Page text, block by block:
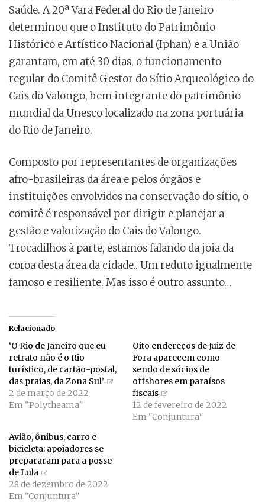
Saúde. A 20ª Vara Federal do Rio de Janeiro
determinou que o Instituto do Patrimônio
Histórico e Artístico Nacional (Iphan) e a União
garantam, em até 30 dias, o funcionamento
regular do Comitê Gestor do Sítio Arqueológico do
Cais do Valongo, bem integrante do patrimônio
mundial da Unesco localizado na zona portuária
do Rio de Janeiro.
Composto por representantes de organizações
afro-brasileiras da área e pelos órgãos e
instituições envolvidos na conservação do sítio, o
comitê é responsável por dirigir e planejar a
gestão e valorização do Cais do Valongo.
Trocadilhos à parte, estamos falando da joia da
coroa desta área da cidade.. Um reduto igualmente
famoso e resiliente. Mas isso é outro assunto…
Relacionado
‘O Rio de Janeiro que eu
retrato não é o Rio
turístico, de cartão-postal,
das praias, da Zona Sul’
2 de março de 2022
Em "Polytheama"
Oito endereços de Juiz de
Fora aparecem como
sendo de sócios de
offshores em paraísos
fiscais
12 de fevereiro de 2022
Em "Conjuntura"
Avião, ônibus, carro e
bicicleta: apoiadores se
prepararam para a posse
de Lula
28 de dezembro de 2022
Em "Conjuntura"